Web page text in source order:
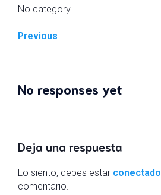
No category
Previous
No responses yet
Deja una respuesta
Lo siento, debes estar conectado
comentario.